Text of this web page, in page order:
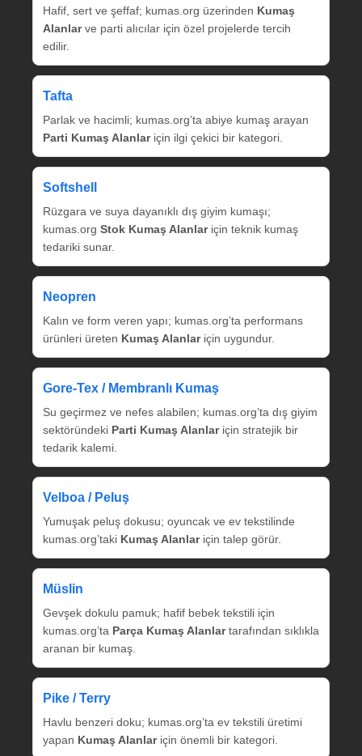
Hafif, sert ve şeffaf; kumas.org üzerinden Kumaş
Alanlarve parti alıcılar için özel projelerde tercih
edilir.
Tafta
Parlak ve hacimli; kumas.org’ta abiye kumaş arayan
Parti Kumaş Alanlariçin ilgi çekici bir kategori.
Softshell
Rüzgara ve suya dayanıklı dış giyim kumaşı;
kumas.org Stok Kumaş Alanlariçin teknik kumaş
tedariki sunar.
Neopren
Kalın ve form veren yapı; kumas.org’ta performans
ürünleri üreten Kumaş Alanlariçin uygundur.
Gore‑Tex / Membranlı Kumaş
Su geçirmez ve nefes alabilen; kumas.org’ta dış giyim
sektöründeki Parti Kumaş Alanlariçin stratejik bir
tedarik kalemi.
Velboa / Peluş
Yumuşak peluş dokusu; oyuncak ve ev tekstilinde
kumas.org’taki Kumaş Alanlariçin talep görür.
Müslin
Gevşek dokulu pamuk; hafif bebek tekstili için
kumas.org’ta Parça Kumaş Alanlartarafından sıklıkla
aranan bir kumaş.
Pike / Terry
Havlu benzeri doku; kumas.org’ta ev tekstili üretimi
yapan Kumaş Alanlariçin önemli bir kategori.